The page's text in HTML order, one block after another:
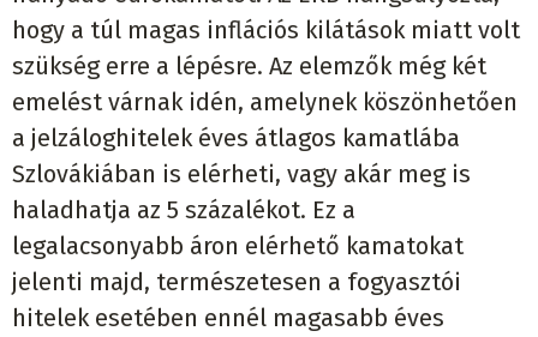
hogy a túl magas inflációs kilátások miatt volt
szükség erre a lépésre. Az elemzők még két
emelést várnak idén, amelynek köszönhetően
a jelzáloghitelek éves átlagos kamatlába
Szlovákiában is elérheti, vagy akár meg is
haladhatja az 5 százalékot. Ez a
legalacsonyabb áron elérhető kamatokat
jelenti majd, természetesen a fogyasztói
hitelek esetében ennél magasabb éves